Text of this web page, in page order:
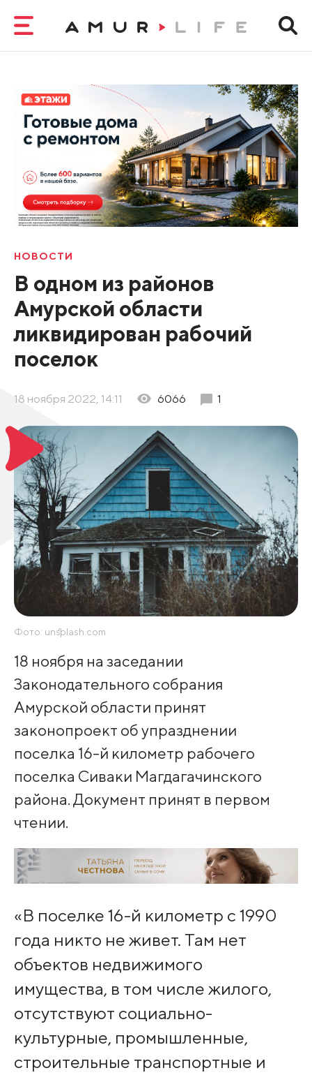
НОВОСТИ
В одном из районов
Амурской области
ликвидирован рабочий
поселок
18 ноября 2022, 14:11 6066 1
Фото: unsplash.com
18 ноября на заседании
Законодательного собрания
Амурской области принят
законопроект об упразднении
поселка 16-й километр рабочего
поселка Сиваки Магдагачинского
района. Документ принят в первом
чтении.
«В поселке 16-й километр с 1990
года никто не живет. Там нет
объектов недвижимого
имущества, в том числе жилого,
отсутствуют социально-
культурные, промышленные,
строительные транспортные и